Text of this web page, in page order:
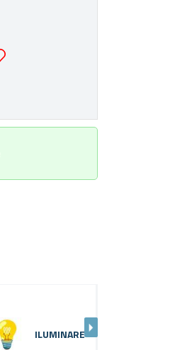
ILUMINARE